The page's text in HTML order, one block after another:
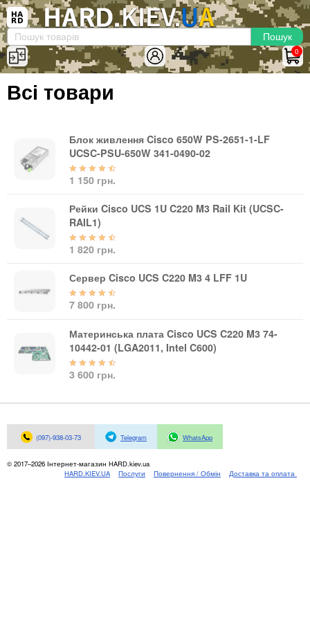
0
Вхід|Реєстрація×
(097)-938-03-73 Telegram WhatsApp
Послуги
Доставка та оплата
Комп'ютери
Персональні комп'ютери
Сервери
Комплектуючі
Процесори (CPU)
Оперативна пам'ять
Материнські плати
Жорсткі диски та SSD
SAS диски
SATA диски
NVMe диски
Відеокарти
Контролери RAID
Всі товари
Блок живлення Cisco 650W PS-2651-1-LF
UCSC-PSU-650W 341-0490-02
1 150 грн.
Рейки Cisco UCS 1U C220 M3 Rail Kit (UCSC-
RAIL1)
1 820 грн.
Сервер Cisco UCS C220 M3 4 LFF 1U
7 800 грн.
Материнська плата Cisco UCS C220 M3 74-
10442-01 (LGA2011, Intel C600)
3 600 грн.
(097)-938-03-73 Telegram WhatsApp
© 2017–2026 Інтернет-магазин HARD.kiev.ua
HARD.KIEV.UA
Послуги Повернення / Обмін Доставка та оплата